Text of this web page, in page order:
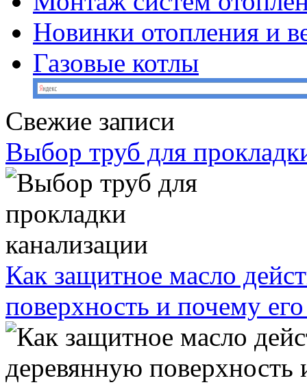
Новинки отопления и
Газовые котлы
Свежие записи
Выбор труб для
Как защитное масло
поверхность и почему